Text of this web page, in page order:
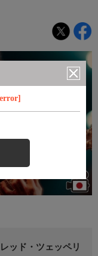
ッド・ツェッペリ